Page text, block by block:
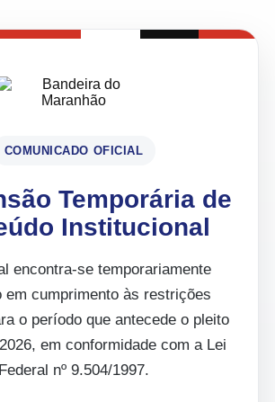
COMUNICADO OFICIAL
Temporária de
Institucional
encontra-se temporariamente
em cumprimento às restrições
o período que antecede o pleito
em conformidade com a Lei
Federal nº 9.504/1997.